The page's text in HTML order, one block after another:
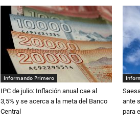
Informando Primero
IPC de julio: Inflación anual cae al
3,5% y se acerca a la meta del Banco
Central
ante
para